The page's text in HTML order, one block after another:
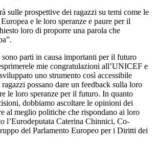
sulle prospettive dei ragazzi su temi come le
e le loro speranze e paure per il
loro di proporre una parola che
parti in causa importanti per il futuro
mie congratulazioni all’UNICEF e
uno strumento così accessibile
possano dare un feedback sulla loro
le loro speranze per il futuro. In quanto
dobbiamo ascoltare le opinioni dei
al meglio politiche che rispondano ai loro
l’Eurodeputata Caterina Chinnici, Co-
del Parlamento Europeo per i Diritti dei